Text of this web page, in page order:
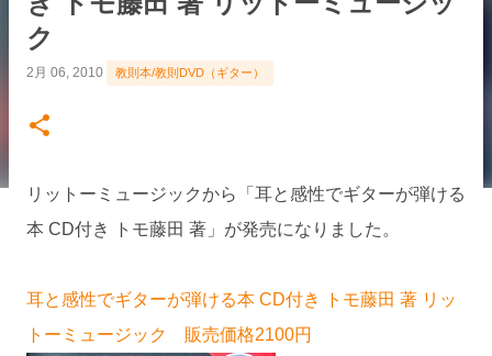
ク
2月 06, 2010 教則本/教則DVD（ギター）
リットーミュージックから「耳と感性でギターが弾ける
本 CD付き トモ藤田 著」が発売になりました。
耳と感性でギターが弾ける本 CD付き トモ藤田 著 リッ
トーミュージック 販売価格2100円